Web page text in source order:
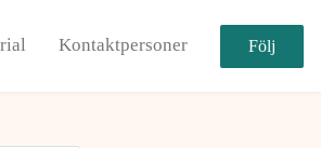
Kontaktpersoner Följ